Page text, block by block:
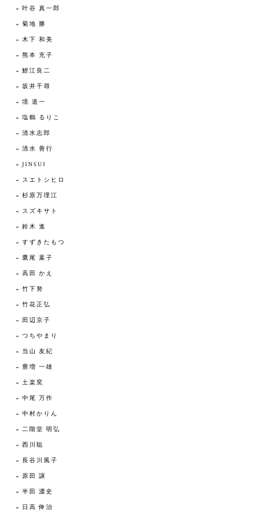
叶谷 真一郎
菊地 勝
木下 和美
熊本 充子
鯉江良二
坂井千尋
境 道一
塩鶴 るりこ
清水志郎
清水 善行
JINSUI
スエトシヒロ
杉原万理江
スズキサト
鈴木 進
すずきたもつ
鷹尾 葉子
高田 かえ
竹下努
竹花正弘
田辺京子
つちやまり
当山 友紀
豊増 一雄
土楽窯
中尾 万作
中村かりん
二階堂 明弘
西川聡
長谷川風子
原田 譲
半田 濃史
日高 伸治